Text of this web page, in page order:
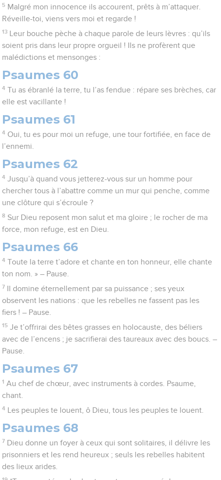
5 Malgré mon innocence ils accourent, prêts à m’attaquer.
Réveille-toi, viens vers moi et regarde !
13
Leur bouche pèche à chaque parole de leurs lèvres : qu’ils
soient pris dans leur propre orgueil ! Ils ne profèrent que
malédictions et mensonges :
Psaumes 60
4 Tu as ébranlé la terre, tu l’as fendue : répare ses brèches, car
elle est vacillante !
Psaumes 61
4 Oui, tu es pour moi un refuge, une tour fortifiée, en face de
l’ennemi.
Psaumes 62
4 Jusqu’à quand vous jetterez-vous sur un homme pour
chercher tous à l’abattre comme un mur qui penche, comme
une clôture qui s’écroule ?
8 Sur Dieu reposent mon salut et ma gloire ; le rocher de ma
force, mon refuge, est en Dieu.
Psaumes 66
4 Toute la terre t’adore et chante en ton honneur, elle chante
ton nom. » – Pause.
7
Il domine éternellement par sa puissance ; ses yeux
observent les nations : que les rebelles ne fassent pas les
fiers ! – Pause.
15 Je t’offrirai des bêtes grasses en holocauste, des béliers
avec de l’encens ; je sacrifierai des taureaux avec des boucs. –
Pause.
Psaumes 67
1 Au chef de chœur, avec instruments à cordes. Psaume,
chant.
4 Les peuples te louent, ô Dieu, tous les peuples te louent.
Psaumes 68
7 Dieu donne un foyer à ceux qui sont solitaires, il délivre les
prisonniers et les rend heureux ; seuls les rebelles habitent
des lieux arides.